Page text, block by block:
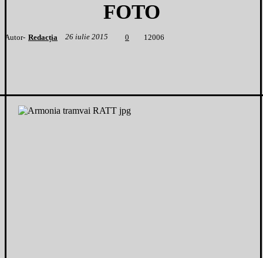
FOTO
Autor- Redacția 26 iulie 2015 0 1 2006